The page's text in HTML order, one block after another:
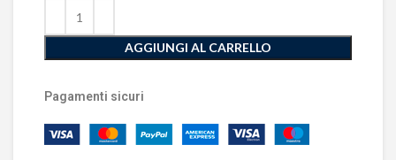
AGGIUNGI AL CARRELLO
Pagamenti sicuri